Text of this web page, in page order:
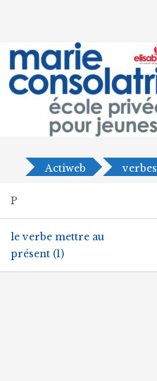
Actiweb verbes
P
le verbe mettre au
présent (1)